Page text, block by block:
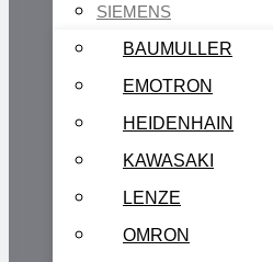
SIEMENS
BAUMULLER
EMOTRON
HEIDENHAIN
KAWASAKI
LENZE
OMRON